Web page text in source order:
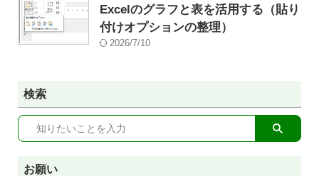
Excelのグラフと表を活用する（貼り
付けオプションの整理）
2026/7/10
検索
お願い